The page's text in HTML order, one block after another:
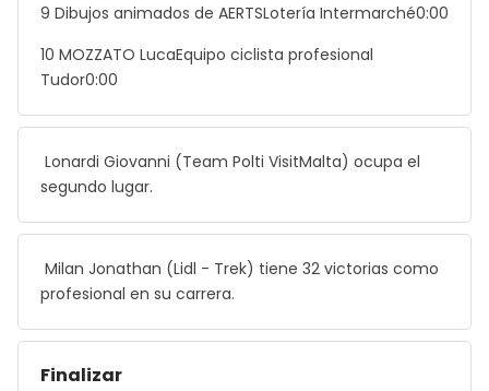
9 Dibujos animados de AERTSLotería Intermarché0:00
10 MOZZATO LucaEquipo ciclista profesional
Tudor0:00
Lonardi Giovanni (Team Polti VisitMalta) ocupa el
segundo lugar.
Milan Jonathan (Lidl - Trek) tiene 32 victorias como
profesional en su carrera.
Finalizar